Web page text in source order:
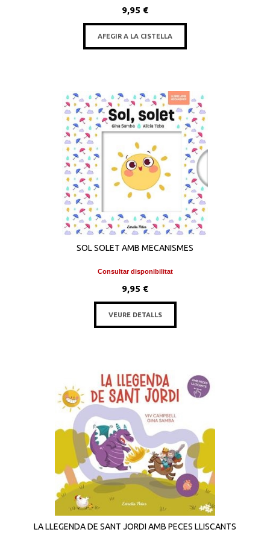
9,95 €
AFEGIR A LA CISTELLA
SOL SOLET AMB MECANISMES
Consultar disponibilitat
9,95 €
VEURE DETALLS
LA LLEGENDA DE SANT JORDI AMB PECES LLISCANTS